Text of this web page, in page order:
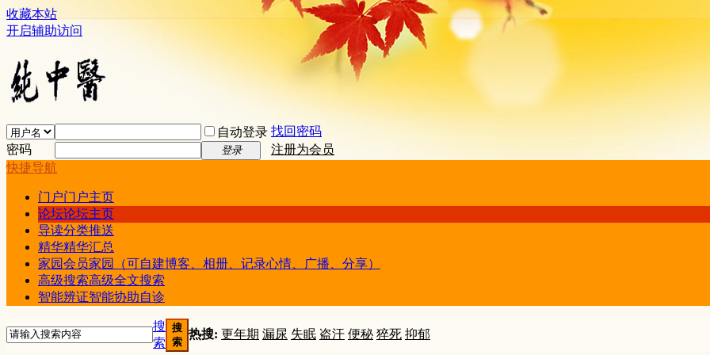
收藏本站
开启辅助访问
自动登录 找回密码
密码
登录
注册为会员
快捷导航
门户门户主页
论坛论坛主页
导读分类推送
精华精华汇总
家园会员家园（可自建博客、相册、记录心情、广播、分享）
高级搜索高级全文搜索
智能辨证智能协助自诊
搜
索
搜
索
热搜: 更年期 漏尿 失眠 盗汗 便秘 猝死 抑郁